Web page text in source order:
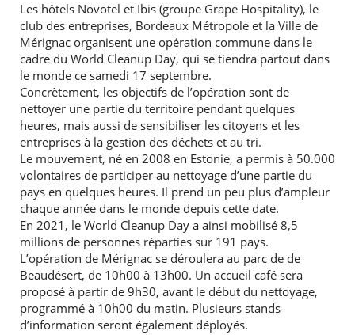
Les hôtels Novotel et Ibis (groupe Grape Hospitality), le
club des entreprises, Bordeaux Métropole et la Ville de
Mérignac organisent une opération commune dans le
cadre du World Cleanup Day, qui se tiendra partout dans
le monde ce samedi 17 septembre.
Concrètement, les objectifs de l’opération sont de
nettoyer une partie du territoire pendant quelques
heures, mais aussi de sensibiliser les citoyens et les
entreprises à la gestion des déchets et au tri.
Le mouvement, né en 2008 en Estonie, a permis à 50.000
volontaires de participer au nettoyage d’une partie du
pays en quelques heures. Il prend un peu plus d’ampleur
chaque année dans le monde depuis cette date.
En 2021, le World Cleanup Day a ainsi mobilisé 8,5
millions de personnes réparties sur 191 pays.
L’opération de Mérignac se déroulera au parc de de
Beaudésert, de 10h00 à 13h00. Un accueil café sera
proposé à partir de 9h30, avant le début du nettoyage,
programmé à 10h00 du matin. Plusieurs stands
d’information seront également déployés.